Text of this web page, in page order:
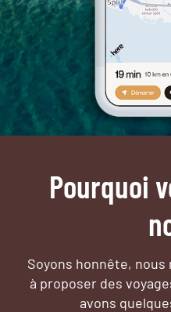
Pourquoi
Soyons honnête, nous
à proposer des
avons